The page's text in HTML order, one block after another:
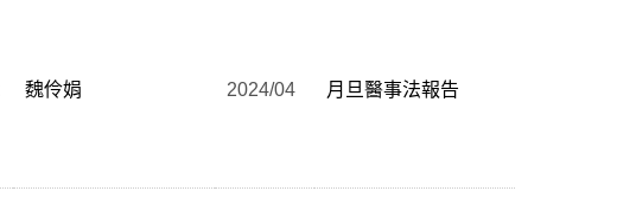
魏伶娟 2024/04 月旦醫事法報告